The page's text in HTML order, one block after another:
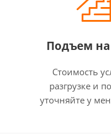
Подъем
Стоимость
разгрузке и
уточняйте у